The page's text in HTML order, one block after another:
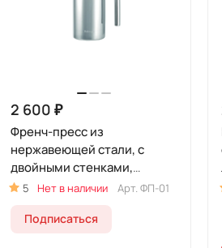
2 600 ₽
Френч-пресс из
нержавеющей стали, с
двойными стенками,
1000мл
5 Нет в наличии Арт. ФП-01
Подписаться